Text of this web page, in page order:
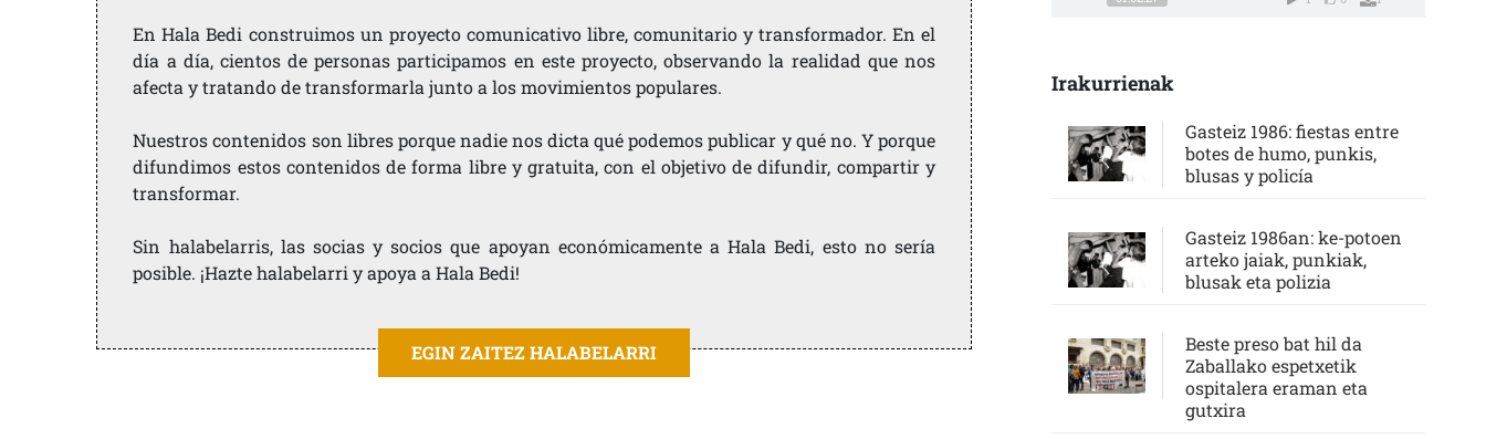
En Hala Bedi construimos un proyecto comunicativo libre, comunitario y transformador. En el
día a día, cientos de personas participamos en este proyecto, observando la realidad que nos
afecta y tratando de transformarla junto a los movimientos populares.
Nuestros contenidos son libres porque nadie nos dicta qué podemos publicar y qué no. Y porque
difundimos estos contenidos de forma libre y gratuita, con el objetivo de difundir, compartir y
transformar.
Sin halabelarris, las socias y socios que apoyan económicamente a Hala Bedi, esto no sería
posible. ¡Hazte halabelarri y apoya a Hala Bedi!
EGIN ZAITEZ HALABELARRI
Irakurrienak
Gasteiz 1986: fiestas entre
botes de humo, punkis,
blusas y policía
Gasteiz 1986an: ke-potoen
arteko jaiak, punkiak,
blusak eta polizia
Beste preso bat hil da
Zaballako espetxetik
ospitalera eraman eta
gutxira